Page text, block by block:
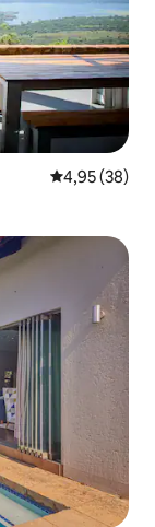
4,95 de uma
4,95 (38)